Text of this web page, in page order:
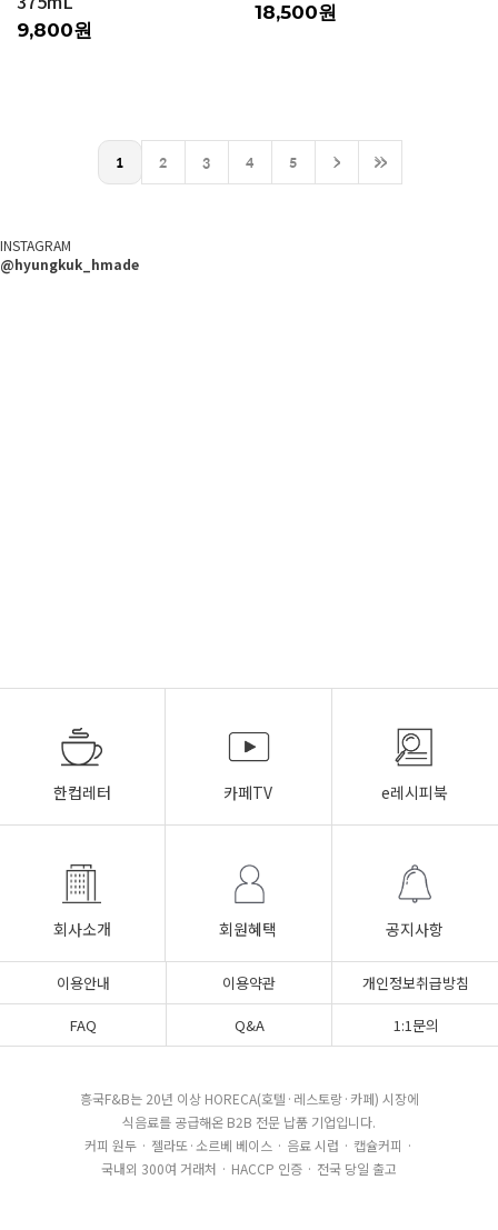
9,800원
18,500원
1 2 3 4 5 > >>
INSTAGRAM
@hyungkuk_hmade
한컵레터 카페TV e레시피북
회사소개 회원혜택 공지사항
이용안내 이용약관
개인정보취급방침
FAQ
Q&A 1:1문의
흥국F&B는 20년 이상 HORECA(호텔·레스토랑·카페) 시장에
식음료를 공급해온 B2B 전문 납품 기업입니다.
커피 원두 · 젤라또·소르베 베이스 · 음료 시럽 · 캡슐커피 ·
국내외 300여 거래처 · HACCP 인증 · 전국 당일 출고